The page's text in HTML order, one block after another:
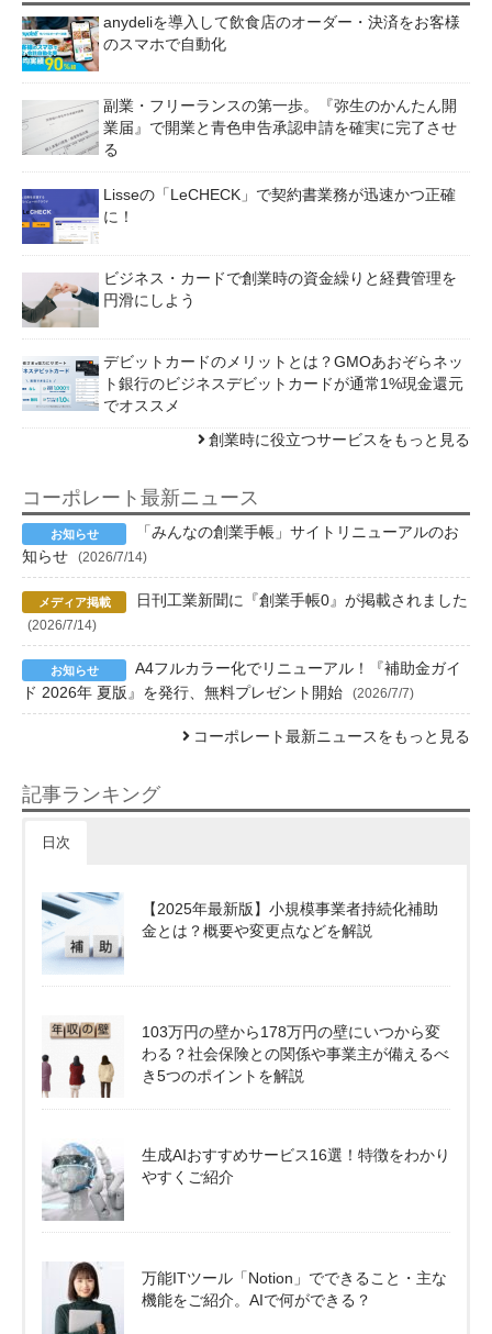
anydeliを導入して飲食店のオーダー・決済をお客様
のスマホで自動化
副業・フリーランスの第一歩。『弥生のかんたん開
業届』で開業と青色申告承認申請を確実に完了させ
る
Lisseの「LeCHECK」で契約書業務が迅速かつ正確
に！
ビジネス・カードで創業時の資金繰りと経費管理を
円滑にしよう
デビットカードのメリットとは？GMOあおぞらネッ
ト銀行のビジネスデビットカードが通常1%現金還元
でオススメ
創業時に役立つサービスをもっと見る
コーポレート最新ニュース
「みんなの創業手帳」サイトリニューアルのお
知らせ
(2026/7/14)
日刊工業新聞に『創業手帳0』が掲載されました
(2026/7/14)
A4フルカラー化でリニューアル！『補助金ガイ
ド 2026年 夏版』を発行、無料プレゼント開始
(2026/7/7)
コーポレート最新ニュースをもっと見る
記事ランキング
日次
【2025年最新版】小規模事業者持続化補助
金とは？概要や変更点などを解説
103万円の壁から178万円の壁にいつから変
わる？社会保険との関係や事業主が備えるべ
き5つのポイントを解説
生成AIおすすめサービス16選！特徴をわかり
やすくご紹介
万能ITツール「Notion」でできること・主な
機能をご紹介。AIで何ができる？